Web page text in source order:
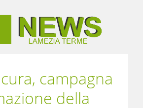
campagna
della